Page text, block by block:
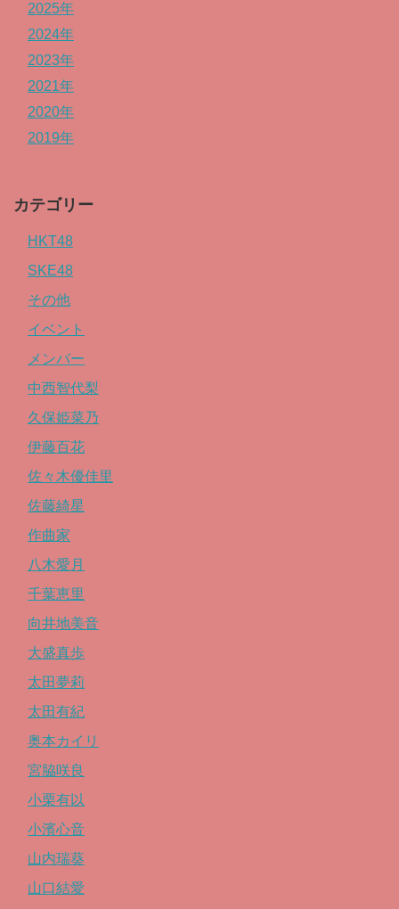
2025年
2024年
2023年
2021年
2020年
2019年
カテゴリー
HKT48
SKE48
その他
イベント
メンバー
中西智代梨
久保姫菜乃
伊藤百花
佐々木優佳里
佐藤綺星
作曲家
八木愛月
千葉恵里
向井地美音
大盛真歩
太田夢莉
太田有紀
奥本カイリ
宮脇咲良
小栗有以
小濱心音
山内瑞葵
山口結愛